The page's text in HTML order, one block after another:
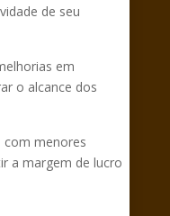
de seu
em
o alcance dos
com menores
a margem de lucro